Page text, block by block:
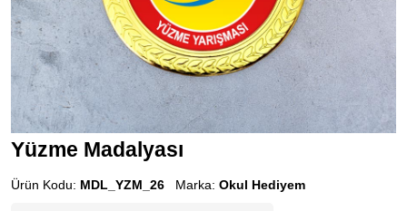
Yüzme Madalyası
Ürün Kodu: MDL_YZM_26 Marka: Okul Hediyem